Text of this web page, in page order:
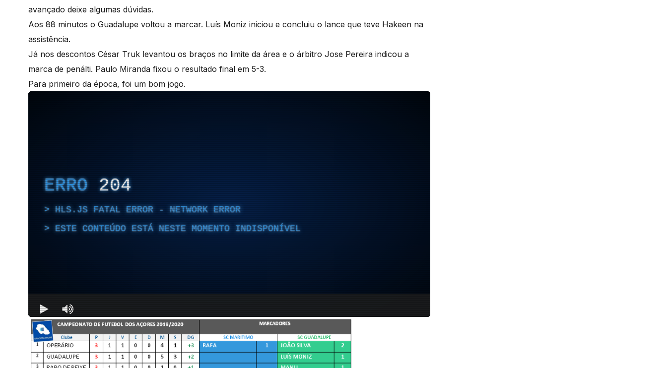
avançado deixe algumas dúvidas.
Aos 88 minutos o Guadalupe voltou a marcar. Luís Moniz iniciou e concluiu o lance que teve Hakeen na
assistência.
Já nos descontos César Truk levantou os braços no limite da área e o árbitro Jose Pereira indicou a
marca de penálti. Paulo Miranda fixou o resultado final em 5-3.
Para primeiro da época, foi um bom jogo.